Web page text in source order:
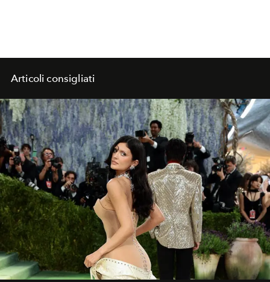
Articoli consigliati